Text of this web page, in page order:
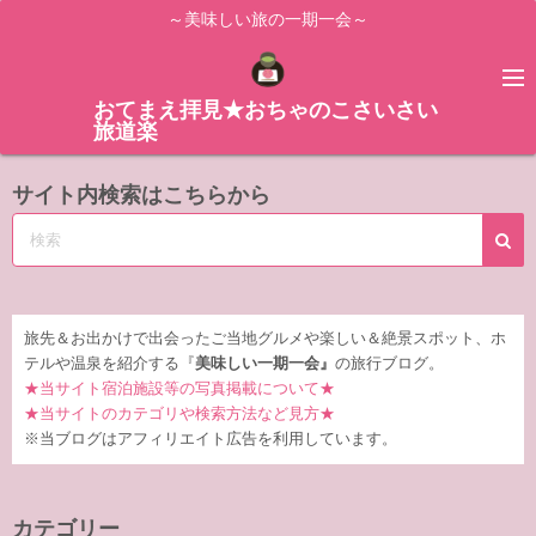
ス
ッ
～美味しい旅の一期一会～
おてまえ拝見★おちゃのこさいさい
旅道楽
サイト内検索はこちらから
旅先＆お出かけで出会ったご当地グルメや楽しい＆絶景スポット、ホ
テルや温泉を紹介する『 美味しい一期一会』 の旅行ブログ。
★当サイト宿泊施設等の写真掲載について★
★当サイトのカテゴリや検索方法など見方★
※当ブログはアフィリエイト広告を利用しています。
カテゴリー